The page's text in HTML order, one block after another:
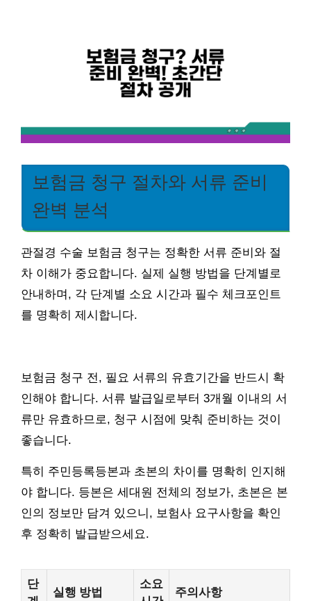
보험금 청구 절차와 서류 준비
완벽 분석
관절경 수술 보험금 청구는 정확한 서류 준비와 절
차 이해가 중요합니다. 실제 실행 방법을 단계별로
안내하며, 각 단계별 소요 시간과 필수 체크포인트
를 명확히 제시합니다.
보험금 청구 전, 필요 서류의 유효기간을 반드시 확
인해야 합니다. 서류 발급일로부터 3개월 이내의 서
류만 유효하므로, 청구 시점에 맞춰 준비하는 것이
좋습니다.
특히 주민등록등본과 초본의 차이를 명확히 인지해
야 합니다. 등본은 세대원 전체의 정보가, 초본은 본
인의 정보만 담겨 있으니, 보험사 요구사항을 확인
후 정확히 발급받으세요.
단
실행 방법
소요
주의사항